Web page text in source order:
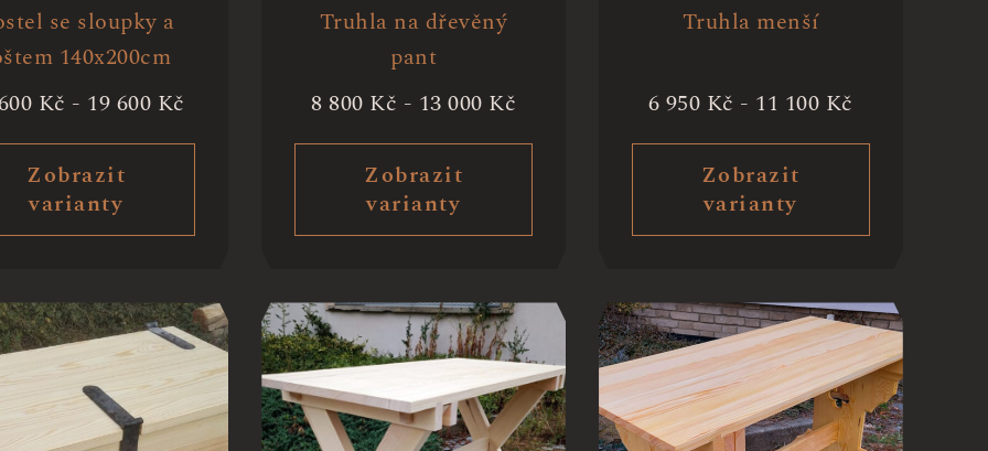
se sloupky a
140x200cm
Kč - 19 600 Kč
Zobrazit
varianty
Truhla na dřevěný
pant
8 800 Kč - 13 000 Kč
Zobrazit
varianty
Truhla menší
6 950 Kč - 11 100 Kč
Zobrazit
varianty